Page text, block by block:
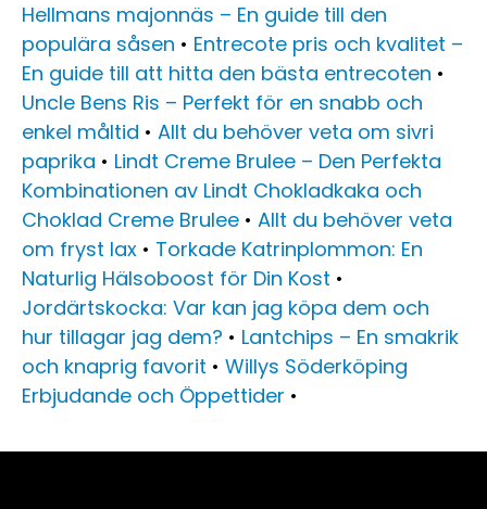
Hellmans majonnäs – En guide till den
populära såsen • Entrecote pris och kvalitet –
En guide till att hitta den bästa entrecoten •
Uncle Bens Ris – Perfekt för en snabb och
enkel måltid • Allt du behöver veta om sivri
paprika • Lindt Creme Brulee – Den Perfekta
Kombinationen av Lindt Chokladkaka och
Choklad Creme Brulee • Allt du behöver veta
om fryst lax • Torkade Katrinplommon: En
Naturlig Hälsoboost för Din Kost •
Jordärtskocka: Var kan jag köpa dem och
hur tillagar jag dem? • Lantchips – En smakrik
och knaprig favorit • Willys Söderköping
Erbjudande och Öppettider •